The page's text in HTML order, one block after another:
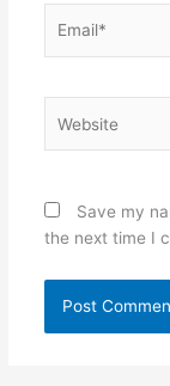
Save my
the next time I